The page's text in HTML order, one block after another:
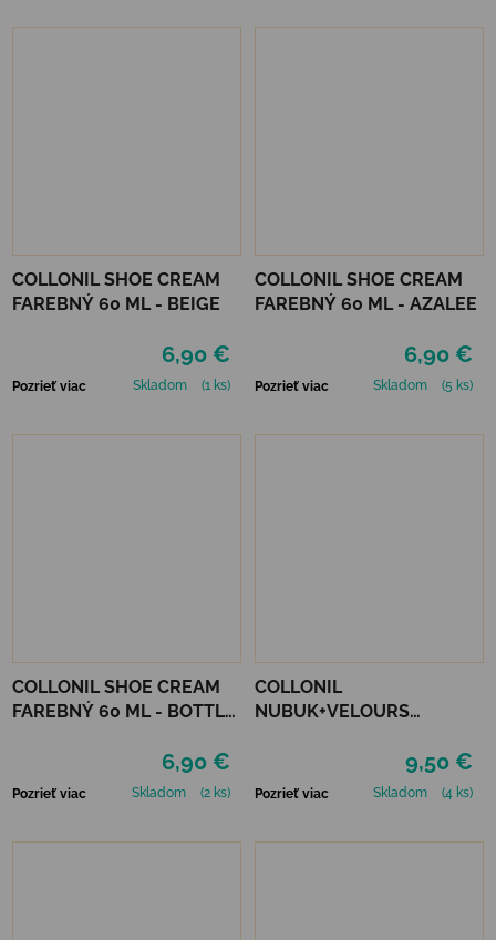
COLLONIL SHOE CREAM
FAREBNÝ 60 ML - BEIGE
6,90 €
Pozrieť viac Skladom (1 ks)
COLLONIL SHOE CREAM
FAREBNÝ 60 ML - AZALEE
6,90 €
Pozrieť viac Skladom (5 ks)
COLLONIL SHOE CREAM
FAREBNÝ 60 ML - BOTTLE
6,90 €
Pozrieť viac Skladom (2 ks)
COLLONIL
NUBUK+VELOURS
9,50 €
Pozrieť viac Skladom (4 ks)